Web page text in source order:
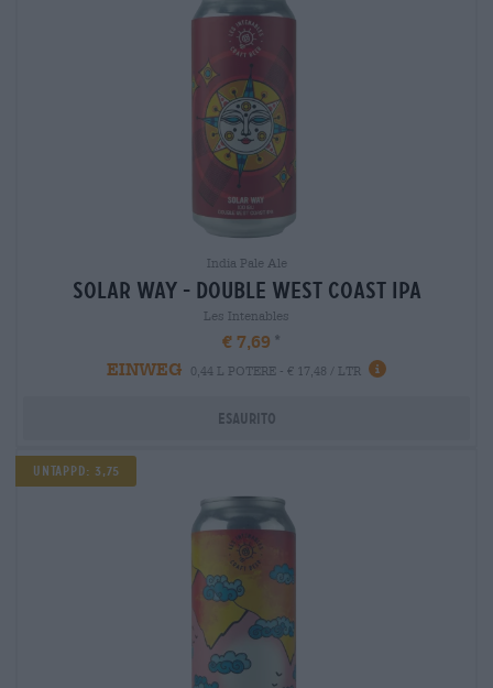
India Pale Ale
solar way - double west coast ipa
Les Intenables
€ 7,69
EINWEG
0,44 L POTERE - € 17,48 / LTR
Esaurito
UNTAPPD: 3,75